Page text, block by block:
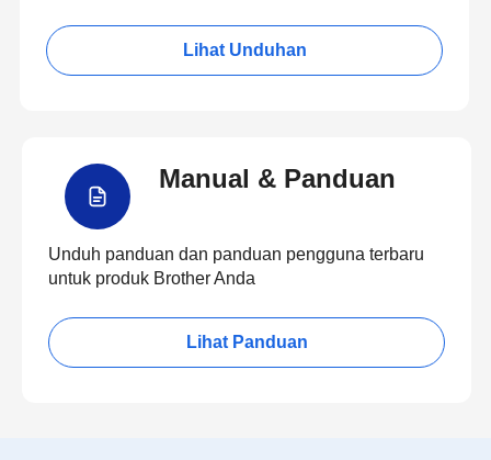
Lihat Unduhan
Manual & Panduan
Unduh panduan dan panduan pengguna terbaru
untuk produk Brother Anda
Lihat Panduan